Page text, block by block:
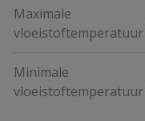
Maximale
vloeistoftemperatuur
Minimale
vloeistoftemperatuur